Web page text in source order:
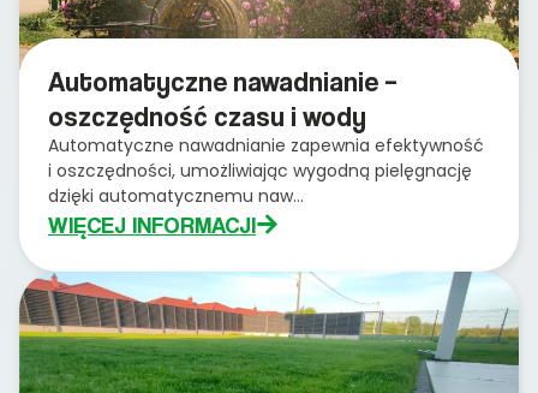
Automatyczne nawadnianie –
oszczędność czasu i wody
Automatyczne nawadnianie zapewnia efektywność
i oszczędności, umożliwiając wygodną pielęgnację
dzięki automatycznemu naw...
WIĘCEJ INFORMACJI